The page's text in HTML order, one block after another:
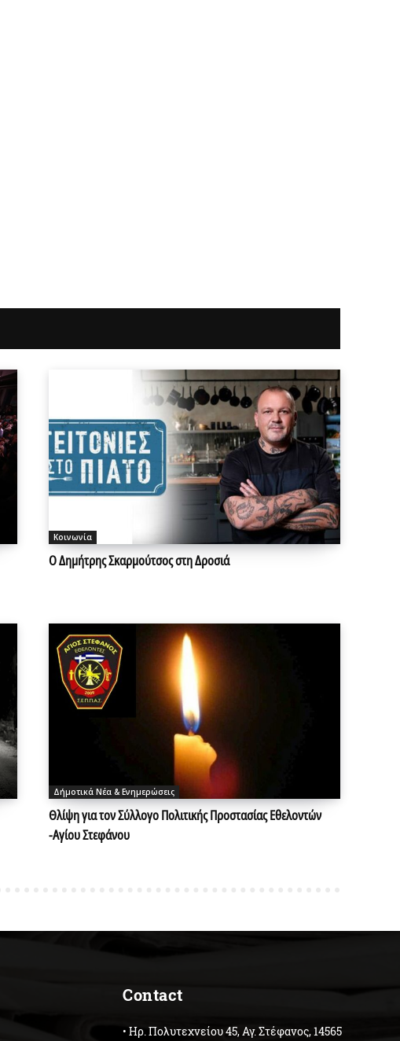
Κοινωνία
Ο Δημήτρης Σκαρμούτσος στη Δροσιά
Δήμοτικά Νέα & Ενημερώσεις
Θλίψη για τον Σύλλογο Πολιτικής Προστασίας Εθελοντών
-Αγίου Στεφάνου
Contact
• Ηρ. Πολυτεχνείου 45, Αγ. Στέφανος, 14565